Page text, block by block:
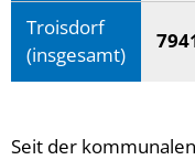
Troisdorf
(insgesamt)
Seit der